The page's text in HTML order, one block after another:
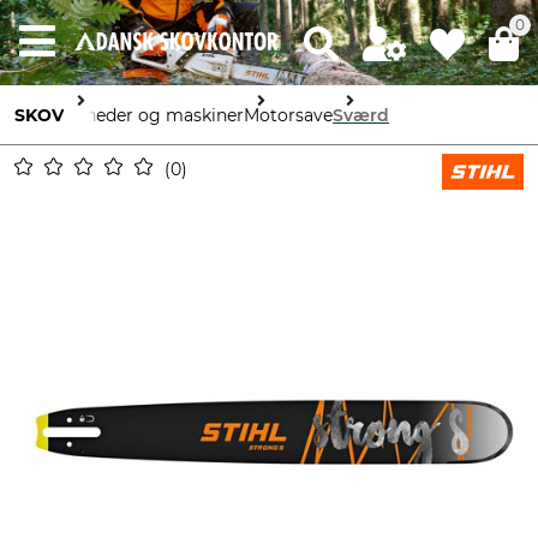
0
SKOV Enheder og maskinerMotorsaveSværd
0